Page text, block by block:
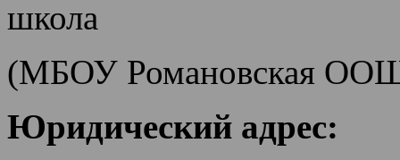
школа
(МБОУ Романовская
Юридический адрес: